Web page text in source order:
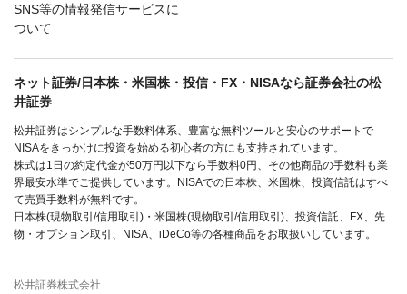
SNS等の情報発信サービスに
ついて
ネット証券/日本株・米国株・投信・FX・NISAなら証券会社の松
井証券
松井証券はシンプルな手数料体系、豊富な無料ツールと安心のサポートで
NISAをきっかけに投資を始める初心者の方にも支持されています。
株式は1日の約定代金が50万円以下なら手数料0円、その他商品の手数料も業
界最安水準でご提供しています。NISAでの日本株、米国株、投資信託はすべ
て売買手数料が無料です。
日本株(現物取引/信用取引)・米国株(現物取引/信用取引)、投資信託、FX、先
物・オプション取引、NISA、iDeCo等の各種商品をお取扱いしています。
松井証券株式会社